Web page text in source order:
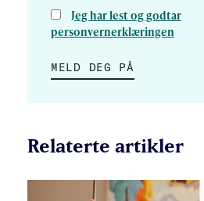
Jeg har lest og godtar
personvernerklæringen
MELD DEG PÅ
Relaterte artikler